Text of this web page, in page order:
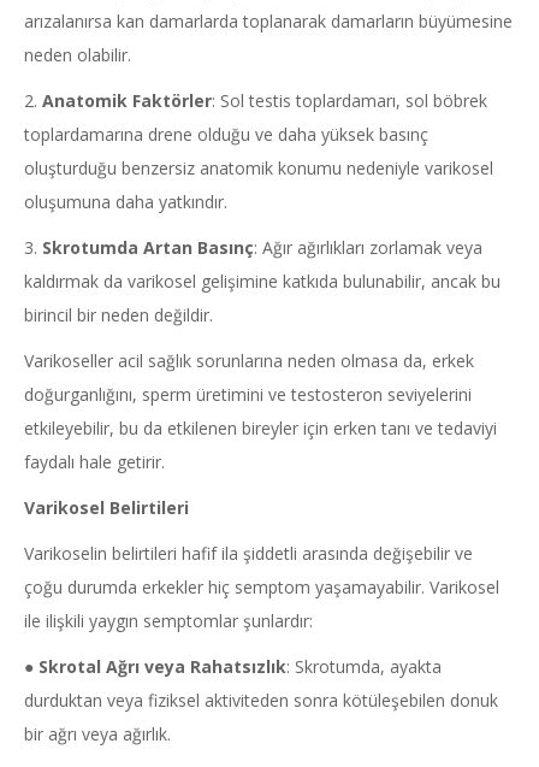
arızalanırsa kan damarlarda toplanarak damarların büyümesine
neden olabilir.
2. Anatomik Faktörler: Sol testis toplardamarı, sol böbrek
toplardamarına drene olduğu ve daha yüksek basınç
oluşturduğu benzersiz anatomik konumu nedeniyle varikosel
oluşumuna daha yatkındır.
3. Skrotumda Artan Basınç: Ağır ağırlıkları zorlamak veya
kaldırmak da varikosel gelişimine katkıda bulunabilir, ancak bu
birincil bir neden değildir.
Varikoseller acil sağlık sorunlarına neden olmasa da, erkek
doğurganlığını, sperm üretimini ve testosteron seviyelerini
etkileyebilir, bu da etkilenen bireyler için erken tanı ve tedaviyi
faydalı hale getirir.
Varikosel Belirtileri
Varikoselin belirtileri hafif ila şiddetli arasında değişebilir ve
çoğu durumda erkekler hiç semptom yaşamayabilir. Varikosel
ile ilişkili yaygın semptomlar şunlardır:
● Skrotal Ağrı veya Rahatsızlık: Skrotumda, ayakta
durduktan veya fiziksel aktiviteden sonra kötüleşebilen donuk
bir ağrı veya ağırlık.